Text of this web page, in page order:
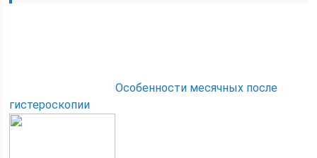
Особенности месячных после
гистероскопии